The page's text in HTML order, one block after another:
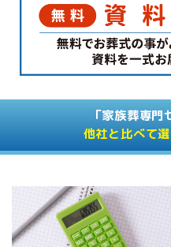
「家族葬専
他社と比べて